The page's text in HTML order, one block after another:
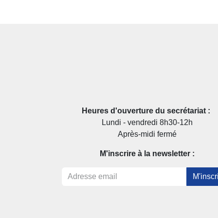
Heures d'ouverture du secrétariat :
Lundi - vendredi 8h30-12h
Après-midi fermé
M'inscrire à la newsletter :